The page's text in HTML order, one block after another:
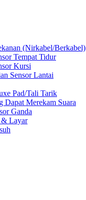
(Nirkabel/Berkabel)
Tempat Tidur
Kursi
Sensor Lantai
Pad/Tali Tarik
Dapat Merekam Suara
Ganda
& Layar